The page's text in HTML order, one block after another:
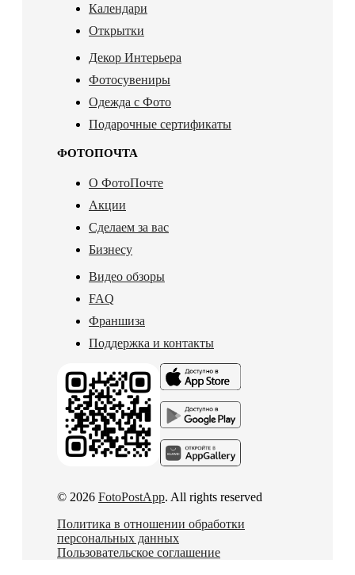
Календари
Открытки
Декор Интерьера
Фотосувениры
Одежда с Фото
Подарочные сертификаты
ФОТОПОЧТА
О ФотоПочте
Акции
Сделаем за вас
Бизнесу
Видео обзоры
FAQ
Франшиза
Поддержка и контакты
© 2026 FotoPostApp. All rights reserved
Политика в отношении обработки
персональных данных
Пользовательское соглашение